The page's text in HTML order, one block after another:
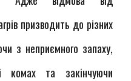
призводить до різних
з неприємного запаху,
комах та закінчуючи